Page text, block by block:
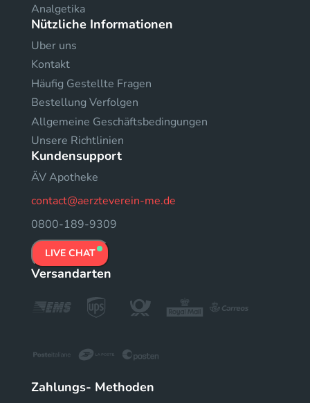
Analgetika
Nützliche Informationen
Uber uns
Kontakt
Häufig Gestellte Fragen
Bestellung Verfolgen
Allgemeine Geschäftsbedingungen
Unsere Richtlinien
Kundensupport
ÄV Apotheke
contact@aerzteverein-me.de
0800-189-9309
LIVE CHAT
Versandarten
Zahlungs- Methoden